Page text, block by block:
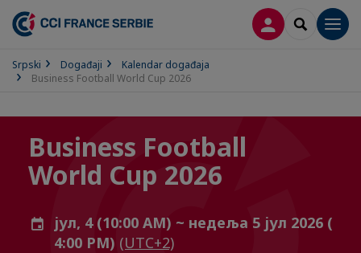
PRIJAVASEARCH
Srpski Događaji
Kalendar događaja
Business Football World Cup 2026
Business Football
World Cup 2026
јул, 4 (10:00 AM) ~ недеља 5 јул 2026 (
4:00 PM) (UTC+2)